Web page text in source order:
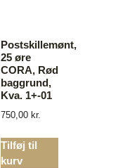
Postskillemønt,
25 øre
CORA, Rød
baggrund,
Kva. 1+-01
750,00 kr.
Tilføj til
kurv